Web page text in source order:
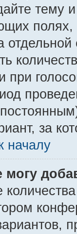
тему
при
за
началу
могу